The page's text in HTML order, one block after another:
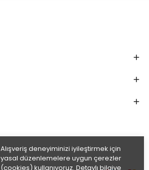
Alışveriş deneyiminizi iyileştirmek için
yasal düzenlemelere uygun çerezler
(cookies) kullanıyoruz. Detaylı bilgiye